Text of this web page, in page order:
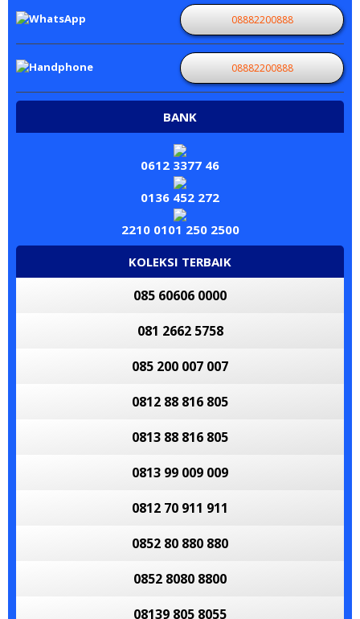
08882200888
08882200888
BANK
0612 3377 46
0136 452 272
2210 0101 250 2500
KOLEKSI TERBAIK
085 60606 0000
081 2662 5758
085 200 007 007
0812 88 816 805
0813 88 816 805
0813 99 009 009
0812 70 911 911
0852 80 880 880
0852 8080 8800
08139 805 8055